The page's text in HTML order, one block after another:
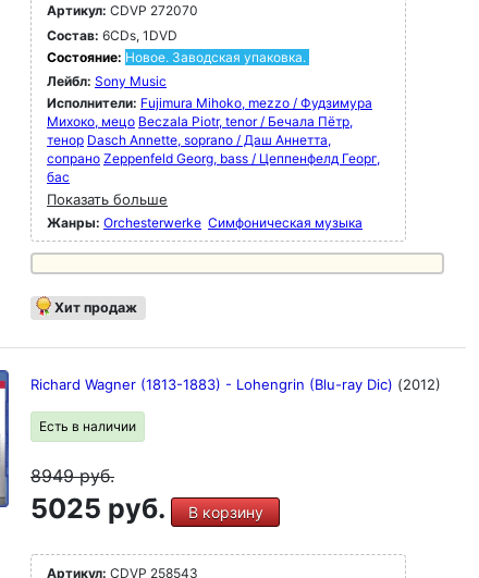
Артикул: CDVP 272070
Состав: 6CDs, 1DVD
Состояние: Новое. Заводская упаковка.
Лейбл: Sony Music
Исполнители: Fujimura Mihoko, mezzo / Фудзимура
Михоко, мецо Beczala Piotr, tenor / Бечала Пётр,
тенор Dasch Annette, soprano / Даш Аннетта,
сопрано Zeppenfeld Georg, bass / Цеппенфелд Георг,
бас
Показать больше
Жанры: Orchesterwerke Симфоническая музыка
Хит продаж
Richard Wagner (1813-1883) - Lohengrin (Blu-ray Dic) (2012)
Есть в наличии
8949руб.
5025 руб. В корзину
Артикул: CDVP 258543